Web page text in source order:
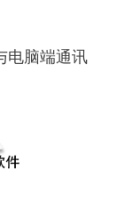
电脑端通讯